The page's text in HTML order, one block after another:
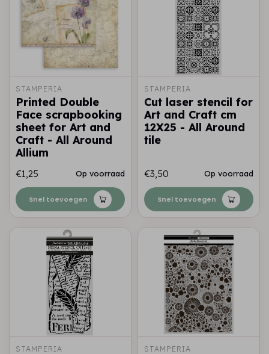
STAMPERIA
Printed Double
Face scrapbooking
sheet for Art and
Craft - All Around
Allium
€1,25 Op voorraad
Snel toevoegen
STAMPERIA
Cut laser stencil for
Art and Craft cm
12X25 - All Around
tile
€3,50 Op voorraad
Snel toevoegen
STAMPERIA STAMPERIA